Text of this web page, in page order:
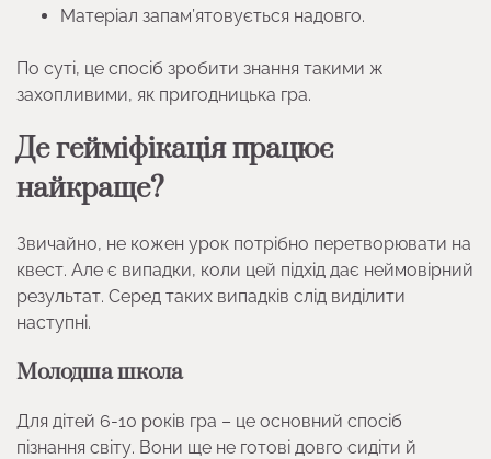
Матеріал запам’ятовується надовго.
По суті, це спосіб зробити знання такими ж
захопливими, як пригодницька гра.
Де гейміфікація працює
найкраще?
Звичайно, не кожен урок потрібно перетворювати на
квест. Але є випадки, коли цей підхід дає неймовірний
результат. Серед таких випадків слід виділити
наступні.
Молодша школа
Для дітей 6-10 років гра – це основний спосіб
пізнання світу. Вони ще не готові довго сидіти й